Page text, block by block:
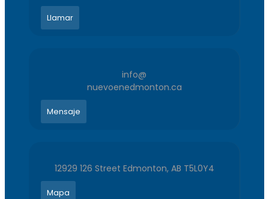
Llamar
info@
nuevoenedmonton.ca
Mensaje
12929 126 Street Edmonton, AB T5L0Y4
Mapa